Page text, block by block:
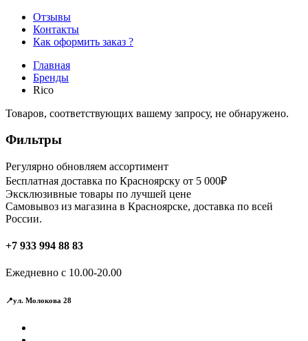
Отзывы
Контакты
Как оформить заказ ?
Главная
Бренды
Rico
Товаров, соответствующих вашему запросу, не обнаружено.
Фильтры
Регулярно обновляем ассортимент
Бесплатная доставка по Красноярску от 5 000₽
Эксклюзивные товары по лучшей цене
Самовывоз из магазина в Красноярске, доставка по всей
России.
+7 933 994 88 83
Ежедневно с 10.00-20.00
📍ул. Молокова 28